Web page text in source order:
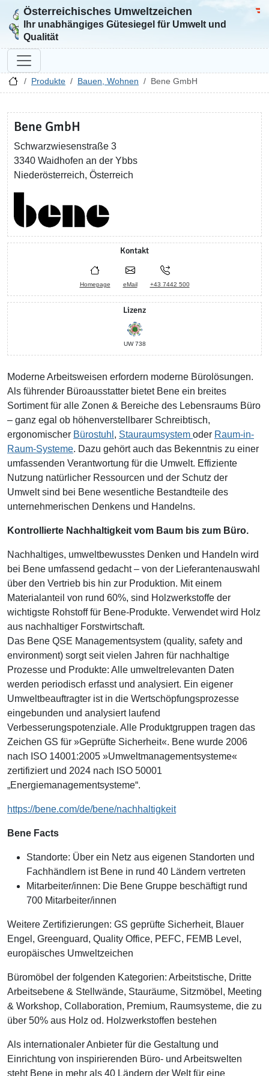
Zur Startseite
Österreichisches Umweltzeichen
Ihr unabhängiges Gütesiegel für Umwelt und
Qualität
Produkte Bauen, Wohnen Bene GmbH
Bene GmbH
Schwarzwiesenstraße 3
3340 Waidhofen an der Ybbs
Niederösterreich, Österreich
Kontakt
Homepage eMail +43 7442 500
Lizenz
UW 738
Moderne Arbeitsweisen erfordern moderne Bürolösungen.
Als führender Büroausstatter bietet Bene ein breites
Sortiment für alle Zonen & Bereiche des Lebensraums Büro
– ganz egal ob höhenverstellbarer Schreibtisch,
ergonomischer Bürostuhl , Stauraumsystem oder Raum-in-
Raum-Systeme. Dazu gehört auch das Bekenntnis zu einer
umfassenden Verantwortung für die Umwelt. Effiziente
Nutzung natürlicher Ressourcen und der Schutz der
Umwelt sind bei Bene wesentliche Bestandteile des
unternehmerischen Denkens und Handelns.
Kontrollierte Nachhaltigkeit vom Baum bis zum Büro.
Nachhaltiges, umweltbewusstes Denken und Handeln wird
bei Bene umfassend gedacht – von der Lieferantenauswahl
über den Vertrieb bis hin zur Produktion. Mit einem
Materialanteil von rund 60%, sind Holzwerkstoffe der
wichtigste Rohstoff für Bene-Produkte. Verwendet wird Holz
aus nachhaltiger Forstwirtschaft.
Das Bene QSE Managementsystem (quality, safety and
environment) sorgt seit vielen Jahren für nachhaltige
Prozesse und Produkte: Alle umweltrelevanten Daten
werden periodisch erfasst und analysiert. Ein eigener
Umweltbeauftragter ist in die Wertschöpfungsprozesse
eingebunden und analysiert laufend
Verbesserungspotenziale. Alle Produktgruppen tragen das
Zeichen GS für »Geprüfte Sicherheit«. Bene wurde 2006
nach ISO 14001:2005 »Umweltmanagementsysteme«
zertifiziert und 2024 nach ISO 50001
„Energiemanagementsysteme“.
https://bene.com/de/bene/nachhaltigkeit
Bene Facts
Standorte: Über ein Netz aus eigenen Standorten und
Fachhändlern ist Bene in rund 40 Ländern vertreten
Mitarbeiter/innen: Die Bene Gruppe beschäftigt rund
700 Mitarbeiter/innen
Weitere Zertifizierungen: GS geprüfte Sicherheit, Blauer
Engel, Greenguard, Quality Office, PEFC, FEMB Level,
europäisches Umweltzeichen
Büromöbel der folgenden Kategorien: Arbeitstische, Dritte
Arbeitsebene & Stellwände, Stauräume, Sitzmöbel, Meeting
& Workshop, Collaboration, Premium, Raumsysteme, die zu
über 50% aus Holz od. Holzwerkstoffen bestehen
Als internationaler Anbieter für die Gestaltung und
Einrichtung von inspirierenden Büro- und Arbeitswelten
steht Bene in mehr als 40 Ländern der Welt für eine